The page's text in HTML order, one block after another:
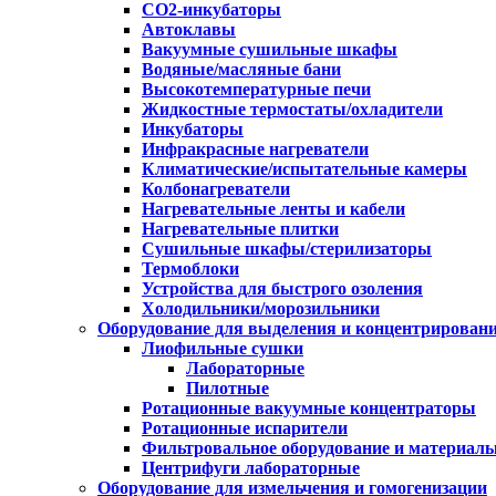
CO2-инкубаторы
Автоклавы
Вакуумные сушильные шкафы
Водяные/масляные бани
Высокотемпературные печи
Жидкостные термостаты/охладители
Инкубаторы
Инфракрасные нагреватели
Климатические/испытательные камеры
Колбонагреватели
Нагревательные ленты и кабели
Нагревательные плитки
Сушильные шкафы/стерилизаторы
Термоблоки
Устройства для быстрого озоления
Холодильники/морозильники
Оборудование для выделения и
Лиофильные сушки
Лабораторные
Пилотные
Ротационные вакуумные концентраторы
Ротационные испарители
Фильтровальное оборудование и
Центрифуги лабораторные
Оборудование для измельчения и гомогенизации